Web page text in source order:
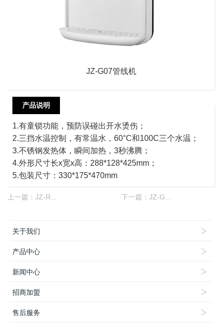
JZ-G07管线机
产品说明
1.有童锁功能，预防误碰出开水烫伤；
2.三挡水温控制，有常温水，60°C和100C三个水温；
3.不锈钢发热体，瞬间加热，3秒沸腾；
4.外形尺寸长x宽x高：288*128*425mm；
5.包装尺寸：330*175*470mm
上一篇： JZ-R... 下一篇： JZ-G...
关于我们
产品中心
新闻中心
招商加盟
售后服务